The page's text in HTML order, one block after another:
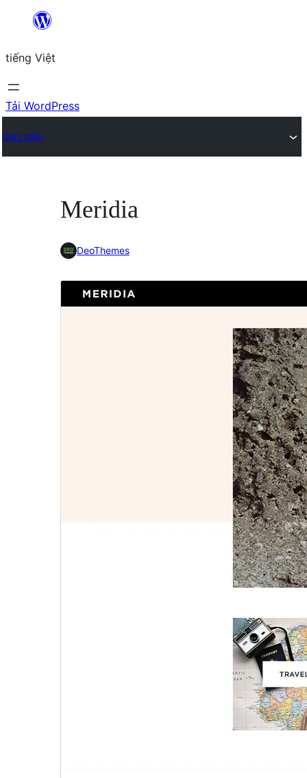
Chuyển
phần
nội
dung
tiếng Việt
Tải WordPress
Giao diện
Meridia
DeoThemes